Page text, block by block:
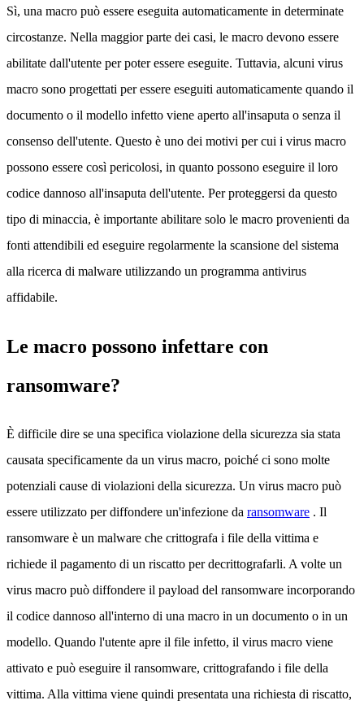
Sì, una macro può essere eseguita automaticamente in determinate
circostanze. Nella maggior parte dei casi, le macro devono essere
abilitate dall'utente per poter essere eseguite. Tuttavia, alcuni virus
macro sono progettati per essere eseguiti automaticamente quando il
documento o il modello infetto viene aperto all'insaputa o senza il
consenso dell'utente. Questo è uno dei motivi per cui i virus macro
possono essere così pericolosi, in quanto possono eseguire il loro
codice dannoso all'insaputa dell'utente. Per proteggersi da questo
tipo di minaccia, è importante abilitare solo le macro provenienti da
fonti attendibili ed eseguire regolarmente la scansione del sistema
alla ricerca di malware utilizzando un programma antivirus
affidabile.
Le macro possono infettare con
ransomware?
È difficile dire se una specifica violazione della sicurezza sia stata
causata specificamente da un virus macro, poiché ci sono molte
potenziali cause di violazioni della sicurezza. Un virus macro può
essere utilizzato per diffondere un'infezione da ransomware . Il
ransomware è un malware che crittografa i file della vittima e
richiede il pagamento di un riscatto per decrittografarli. A volte un
virus macro può diffondere il payload del ransomware incorporando
il codice dannoso all'interno di una macro in un documento o in un
modello. Quando l'utente apre il file infetto, il virus macro viene
attivato e può eseguire il ransomware, crittografando i file della
vittima. Alla vittima viene quindi presentata una richiesta di riscatto,